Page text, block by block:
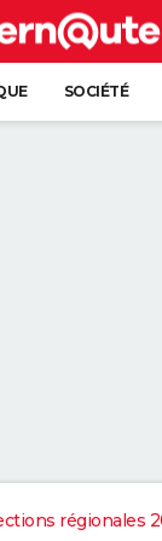
SOCIÉTÉ
régionales